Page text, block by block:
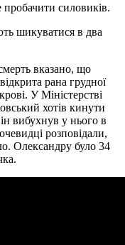
пробачити силовиків.
шикуватися в два
вказано, що
рана грудної
У Міністерстві
хотів кинути
вибухнув у нього в
розповідали,
Олександру було 34